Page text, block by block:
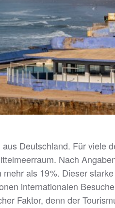
Deutschland. Für
Nach
als 19%. Dieser
internationalen
Faktor, denn der